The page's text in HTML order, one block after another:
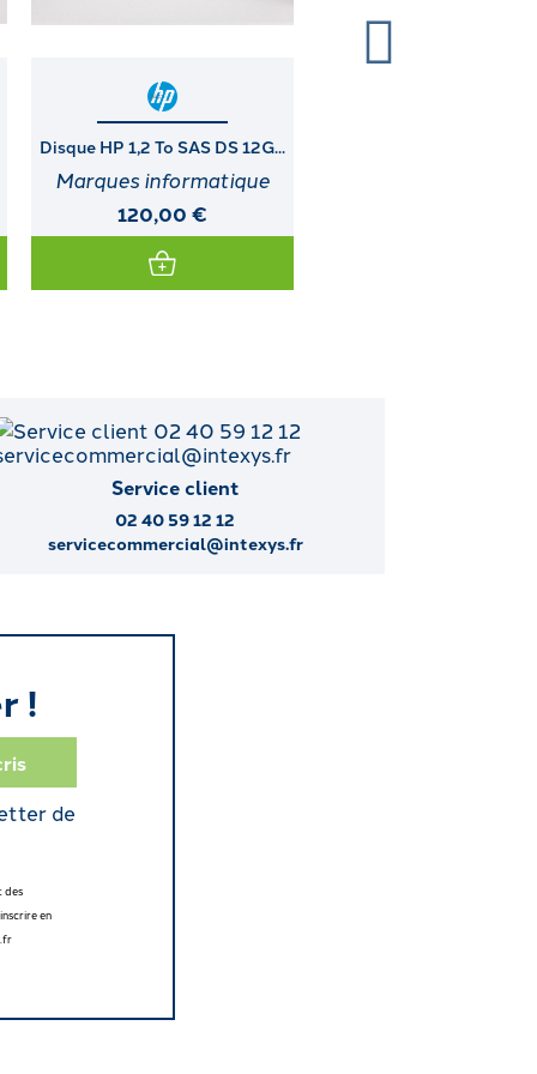
Imprimante DIGITAL (LA30W-
A3)
Service client
02 40 59 12 12
servicecommercial@intexys.fr
!
de
des
en